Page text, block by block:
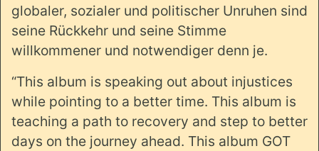
globaler, sozialer und politischer Unruhen sind
seine Rückkehr und seine Stimme
willkommener und notwendiger denn je.
“This album is speaking out about injustices
while pointing to a better time. This album is
teaching a path to recovery and step to better
days on the journey ahead. This album GOT